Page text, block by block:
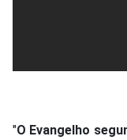
"O Evangelho